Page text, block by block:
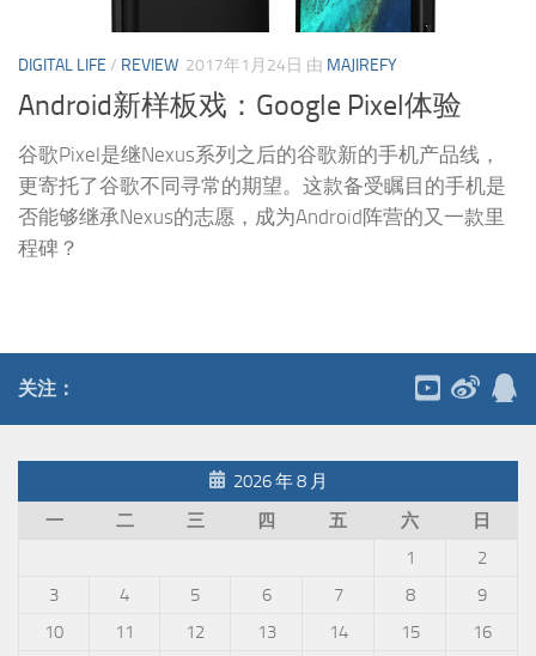
DIGITAL LIFE / REVIEW 2017年1月24日 由 MAJIREFY
Android新样板戏：Google Pixel体验
谷歌Pixel是继Nexus系列之后的谷歌新的手机产品线，
更寄托了谷歌不同寻常的期望。这款备受瞩目的手机是
否能够继承Nexus的志愿，成为Android阵营的又一款里
程碑？
关注：
2026 年 8 月
一
二 三 四 五 六
日
1
2
3
4 5 6 7 8
9
10
11 12 13 14 15
16